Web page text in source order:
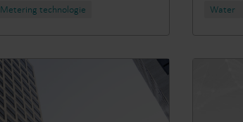
Metering technologie Water